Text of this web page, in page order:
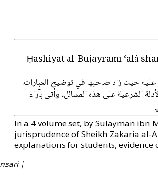
Ḥāshiyat al-Bujayramī ‘alá
حيث زاد صاحبها في توضيح العبارات،
الشرعية على هذه المسائل، وأتى بآراء
In a 4 volume set, by Sulayman ibn
jurisprudence of Sheikh Zakaria al-
explanations for students, evidence
|